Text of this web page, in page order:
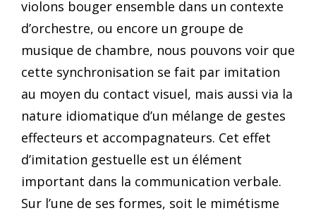
violons bouger ensemble dans un contexte
d’orchestre, ou encore un groupe de
musique de chambre, nous pouvons voir que
cette synchronisation se fait par imitation
au moyen du contact visuel, mais aussi via la
nature idiomatique d’un mélange de gestes
effecteurs et accompagnateurs. Cet effet
d’imitation gestuelle est un élément
important dans la communication verbale.
Sur l’une de ses formes, soit le mimétisme